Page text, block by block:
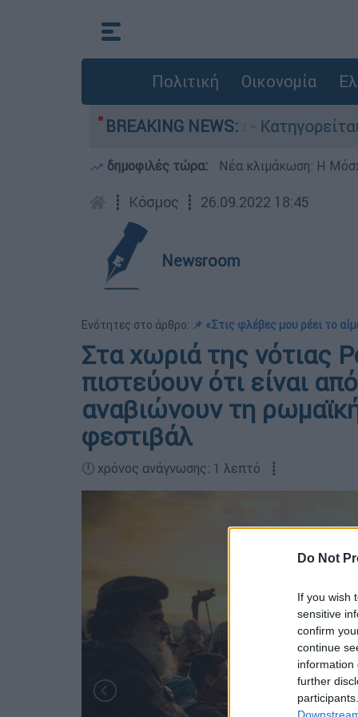
Do Not
If you wish
sensitive
confirm
continue
information
further
Πολιτική Οικονομία
BREAKING NEWS:
στην Ελλάδα - Κατηγορείται και
δημοφιλές τώρα: Νέα κλιμάκωση: Η
┋ Κόσμος ┋ 26.09.2022 18:45
Newsroom
Ενότητες στο άρθρο: 📌 «Στις φλέβες μου ρέει το
Στα χωριά της νότιας
πιστεύουν ότι είναι
αναβιώνουν τη
φεστιβάλ
🕛 χρόνος ανάγνωσης: 1 λεπτό ┋